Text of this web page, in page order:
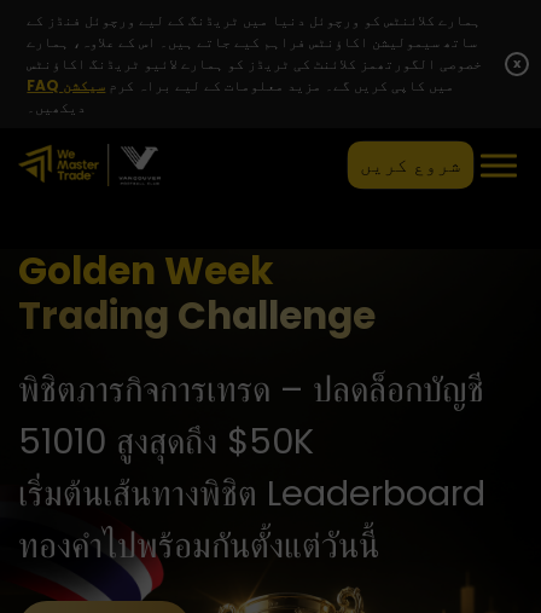
ہمارے کلائنٹس کو ورچوئل دنیا میں ٹریڈنگ کے لیے ورچوئل فنڈز کے
ساتھ سیمولیشن اکاؤنٹس فراہم کیے جاتے ہیں۔ اس کے علاوہ، ہمارے
خصوصی الگورتھمز کلائنٹ کی ٹریڈز کو ہمارے لائیو ٹریڈنگ اکاؤنٹس
میں کاپی کریں گے۔ مزید معلومات کے لیے براہ کرم FAQ سیکشن
دیکھیں۔
x
شروع کریں
Golden Week
Trading Challenge
พิชิตภารกิจการเทรด – ปลดล็อกบัญชี
51010 สูงสุดถึง $50K
เริ่มต้นเส้นทางพิชิต Leaderboard
ทองคำไปพร้อมกันตั้งแต่วันนี้